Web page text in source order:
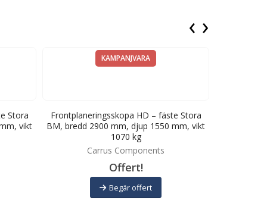
Stora
vikt
KAMPANJVARA
Frontplaneringsskopa HD – fäste Stora
BM, bredd 2900 mm, djup 1550 mm, vikt
1070 kg
Carrus Components
Offert!
Begär offert
‹ ›